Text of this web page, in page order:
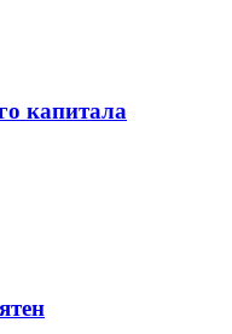
капитала